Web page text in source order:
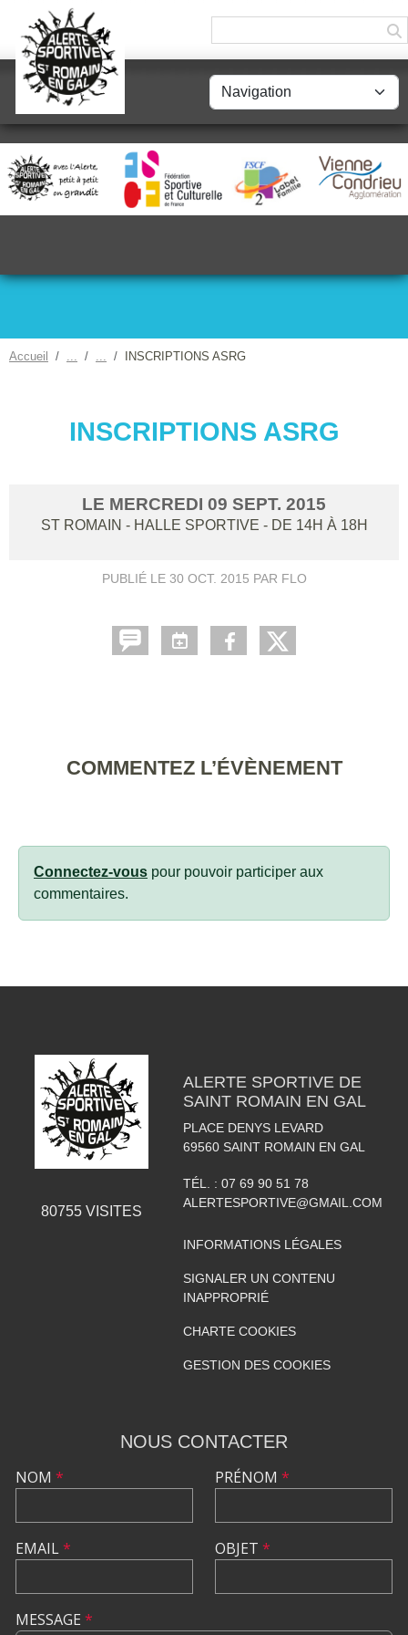
Accueil INSCRIPTIONS ASRG
INSCRIPTIONS ASRG
LE MERCREDI 09 SEPT. 2015
ST ROMAIN - HALLE SPORTIVE - DE 14H À 18H
PUBLIÉ LE 30 OCT. 2015 PAR FLO
COMMENTEZ L’ÉVÈNEMENT
Connectez-vous pour pouvoir participer aux
commentaires.
80755VISITES
ALERTE SPORTIVE DE
SAINT ROMAIN EN GAL
PLACE DENYS LEVARD
69560 SAINT ROMAIN EN GAL
TÉL. : 07 69 90 51 78
ALERTESPORTIVE@GMAIL.COM
INFORMATIONS LÉGALES
SIGNALER UN CONTENU
INAPPROPRIÉ
CHARTE COOKIES
GESTION DES COOKIES
NOUS CONTACTER
NOM *
EMAIL*
PRÉNOM *
OBJET *
MESSAGE *
Panneau de gestion des cookies